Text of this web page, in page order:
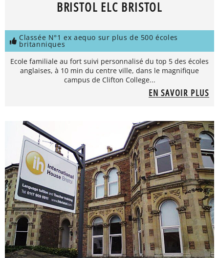
BRISTOL ELC BRISTOL
Classée N°1 ex aequo sur plus de 500 écoles
britanniques
Ecole familiale au fort suivi personnalisé du top 5 des écoles
anglaises, à 10 min du centre ville, dans le magnifique
campus de Clifton College...
EN SAVOIR PLUS